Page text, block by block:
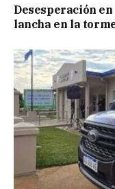
Desesperación
lancha en la